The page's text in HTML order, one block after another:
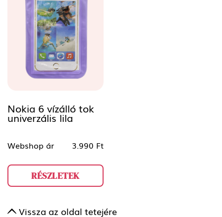
Nokia 6 vízálló tok
univerzális lila
Webshop ár 3.990 Ft
RÉSZLETEK
Vissza az oldal tetejére